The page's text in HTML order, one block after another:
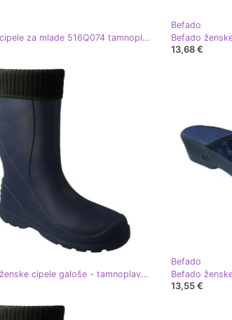
Befado cipele za mlade 516Q074 tamnoplava zelena
Befado
13,68 €
Befado ženske cipele galoše - tamnoplave 162Q201 tamnoplava
Befado
13,55 €